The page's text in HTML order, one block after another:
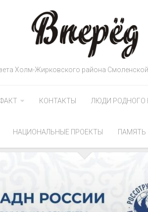
Холм-Жирковского района
ФАКТ КОНТАКТЫ ЛЮДИ РОДНОГО
НАЦИОНАЛЬНЫЕ ПРОЕКТЫ ПАМЯТЬ